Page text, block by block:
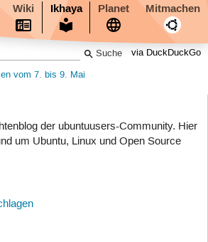
Wiki Ikhaya Planet Mitmachen
via DuckDuckGo
vom 7. bis 9. Mai
der ubuntuusers-Community. Hier
um Ubuntu, Linux und Open Source